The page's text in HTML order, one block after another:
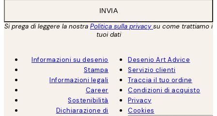
INVIA
Si prega di leggere la nostra Politica sulla privacysu come trattiamo i
tuoi dati
Informazioni su desenio
Stampa
Informazioni legali
Career
Sostenibilità
Dichiarazione di
Desenio Art Advice
Servizio clienti
Traccia il tuo ordine
Condizioni di acquisto
Privacy
Cookies